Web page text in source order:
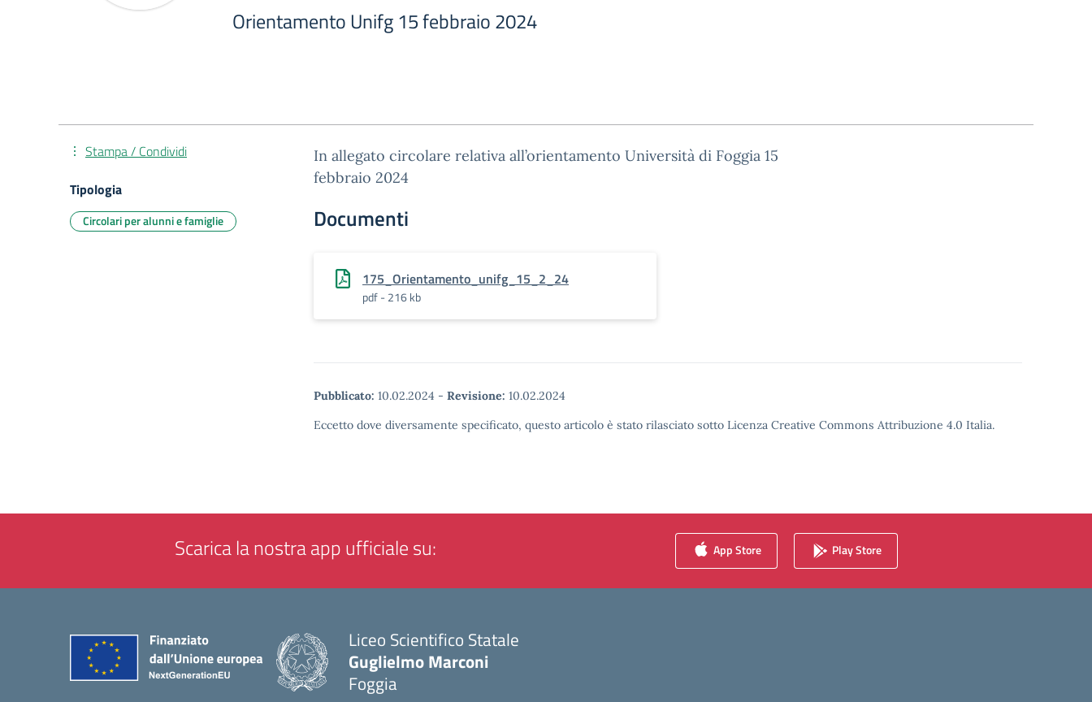
Orientamento Unifg 15 febbraio 2024
In allegato circolare relativa all’orientamento Università di Foggia 15
febbraio 2024
Documenti
175_Orientamento_unifg_15_2_24
pdf - 216 kb
Pubblicato: 10.02.2024 - Revisione: 10.02.2024
Eccetto dove diversamente specificato, questo articolo è stato rilasciato sotto Licenza Creative Commons Attribuzione 4.0 Italia.
Stampa / Condividi
Tipologia
Circolari per alunni e famiglie
Scarica la nostra app ufficiale su: App Store Play Store
Liceo Scientifico Statale
Guglielmo Marconi
Foggia